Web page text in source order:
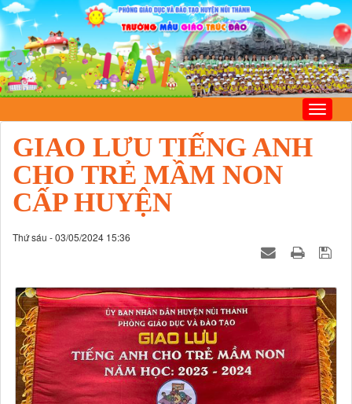
GIAO LƯU TIẾNG ANH
CHO TRẺ MẦM NON
CẤP HUYỆN
Thứ sáu - 03/05/2024 15:36